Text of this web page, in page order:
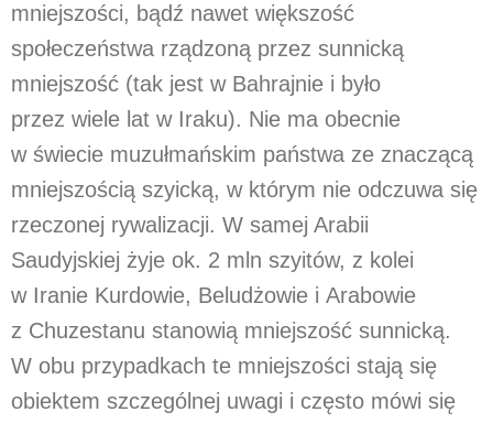
mniejszości, bądź nawet większość
społeczeństwa rządzoną przez sunnicką
mniejszość (tak jest w Bahrajnie i było
przez wiele lat w Iraku). Nie ma obecnie
w świecie muzułmańskim państwa ze znaczącą
mniejszością szyicką, w którym nie odczuwa się
rzeczonej rywalizacji. W samej Arabii
Saudyjskiej żyje ok. 2 mln szyitów, z kolei
w Iranie Kurdowie, Beludżowie i Arabowie
z Chuzestanu stanowią mniejszość sunnicką.
W obu przypadkach te mniejszości stają się
obiektem szczególnej uwagi i często mówi się